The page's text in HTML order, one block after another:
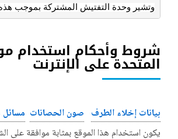
وتشير وحدة التفتيش المشتركة بموجب هذه
شروط وأحكام استخدام
المتحدة على الإنترنت
بيانات إخلاء الطرف صون الحصانات مسائل
يكون استخدام هذا الموقع بمثابة موافقة على